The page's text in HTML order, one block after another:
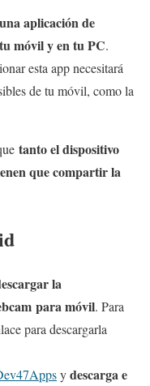
aplicación de
móvil y en tu PC.
esta app necesitará
de tu móvil, como la
tanto el dispositivo
que compartir la
la
para móvil. Para
para descargarla
ydescarga e